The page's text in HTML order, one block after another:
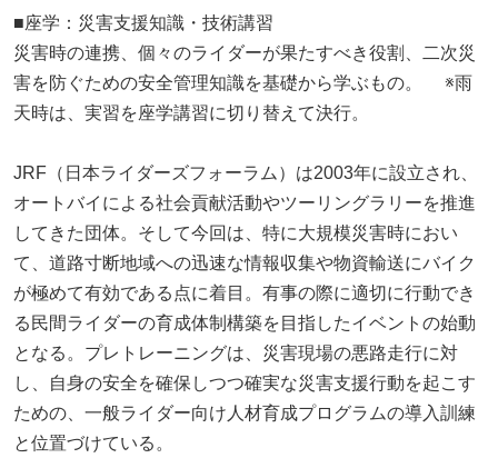
■座学：災害支援知識・技術講習
災害時の連携、個々のライダーが果たすべき役割、二次災
害を防ぐための安全管理知識を基礎から学ぶもの。 ※雨
天時は、実習を座学講習に切り替えて決行。
JRF（日本ライダーズフォーラム）は2003年に設立され、
オートバイによる社会貢献活動やツーリングラリーを推進
してきた団体。そして今回は、特に大規模災害時におい
て、道路寸断地域への迅速な情報収集や物資輸送にバイク
が極めて有効である点に着目。有事の際に適切に行動でき
る民間ライダーの育成体制構築を目指したイベントの始動
となる。プレトレーニングは、災害現場の悪路走行に対
し、自身の安全を確保しつつ確実な災害支援行動を起こす
ための、一般ライダー向け人材育成プログラムの導入訓練
と位置づけている。